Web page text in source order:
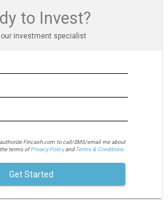
to Invest?
our investment specialist
Fincash.com to call/SMS/email me about
terms ofPrivacy Policyand Terms & Conditions.
Get Started